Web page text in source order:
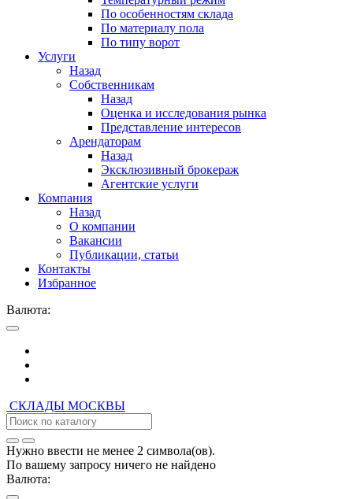
По особенностям склада
По материалу пола
По типу ворот
Услуги
Назад
Собственникам
Назад
Оценка и исследования рынка
Представление интересов
Арендаторам
Назад
Эксклюзивный брокераж
Агентские услуги
Компания
Назад
О компании
Вакансии
Публикации, статьи
Контакты
Избранное
Валюта:
СКЛАДЫ МОСКВЫ
Нужно ввести не менее 2 символа(ов).
По вашему запросу ничего не найдено
Валюта: